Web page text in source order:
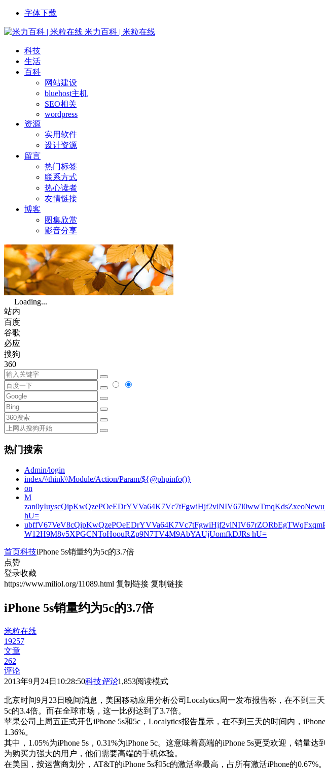
字体下载
米力百科 | 米粒在线
科技
生活
百科
网站建设
bluehost主机
SEO相关
wordpress
资源
实用软件
设计资源
留言
热门标签
联系方式
热心读者
友情链接
博客
图集欣赏
影音分享
Loading...
站内
百度
谷歌
必应
搜狗
360
热门搜索
Admin/login
index/\\think\\Module/Action/Param/${@phpinfo()}
on
M
hU=
W12H9M8v5XPGCNToHoouRZp9N7TV4M9AbYAUjUomfkDJRs hU=
首页科技iPhone 5s销量约为5c的3.7倍
点赞
登录收藏
https://www.miliol.org/11089.html 复制链接 复制链接
iPhone 5s销量约为5c的3.7倍
米粒在线
19257
文章
262
评论
2013年9月24日10:28:50科技评论1,853阅读模式
北京时间9月23日晚间消息，美国移动应用分析公司Localytics周一发布报告称，在不到三
5c的3.4倍。而在全球市场，这一比例达到了3.7倍。
苹果公司上周五正式开售iPhone 5s和5c，Localytics报告显示，在不到三天的时间内，
1.36%。
其中，1.05%为iPhone 5s，0.31%为iPhone 5c。这意味着高端的iPhone 5s更受欢迎，销量
为购买力强大的用户，他们需要高端的手机体验。
在美国，按运营商划分，AT&T的iPhone 5s和5c的激活率最高，占所有激活iPhone的0.67%